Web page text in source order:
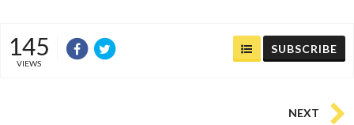
145
VIEWS
SUBSCRIBE
NEXT